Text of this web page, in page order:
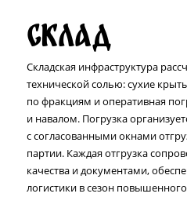
Склад
Складская инфраструктура
технической солью: сухие
по фракциям и оперативная
и навалом. Погрузка
с согласованными окнами
партии. Каждая отгрузка
качества и документами,
логистики в сезон